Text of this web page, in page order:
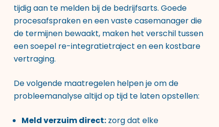
tijdig aan te melden bij de bedrijfsarts. Goede
procesafspraken en een vaste casemanager die
de termijnen bewaakt, maken het verschil tussen
een soepel re-integratietraject en een kostbare
vertraging.
De volgende maatregelen helpen je om de
probleemanalyse altijd op tijd te laten opstellen:
Meld verzuim direct: zorg dat elke